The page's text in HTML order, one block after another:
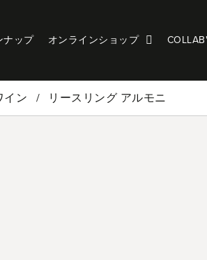
ナップ オンラインショップ COLLAB'
イン リースリング アルモニ